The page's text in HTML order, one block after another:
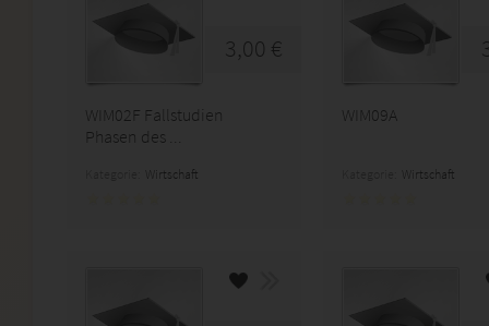
3,00 €
WIM02F Fallstudien
Phasen des ...
Wirtschaft
WIM09A
Wirtschaft